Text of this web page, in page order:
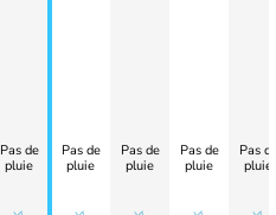
Pas de
pluie
Pas de
pluie
Pas de
pluie
Pas de
pluie
Pas
pluie